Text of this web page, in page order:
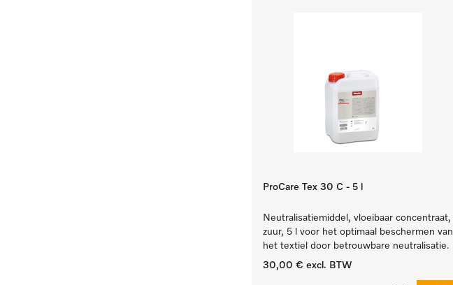
ProCare Tex 30 C - 5 l
Neutralisatiemiddel, vloeibaar concentraat,
zuur, 5 l voor het optimaal beschermen van
het textiel door betrouwbare neutralisatie.
30,00 € excl. BTW